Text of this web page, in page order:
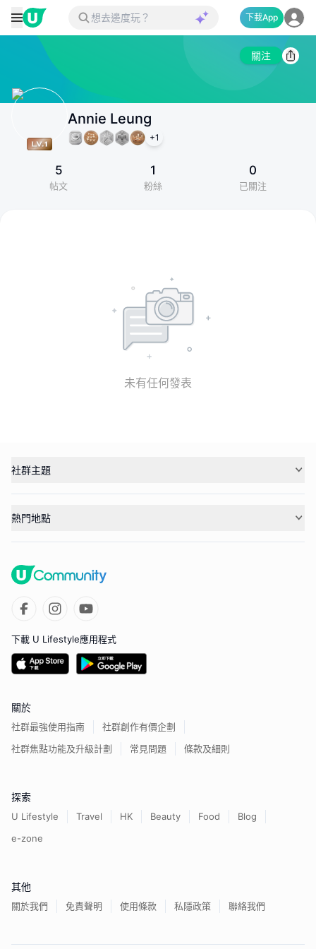
下載App
關注
Annie Leung
+1
5
帖文
1
粉絲
0
已關注
未有任何發表
社群主題
熱門地點
下載 U Lifestyle應用程式
關於
社群最強使用指南
社群創作有價企劃
社群焦點功能及升級計劃
常見問題 條款及細則
探索
U Lifestyle Travel HK Beauty Food
Blog
e-zone
其他
關於我們 免責聲明 使用條款 私隱政策 聯絡我們